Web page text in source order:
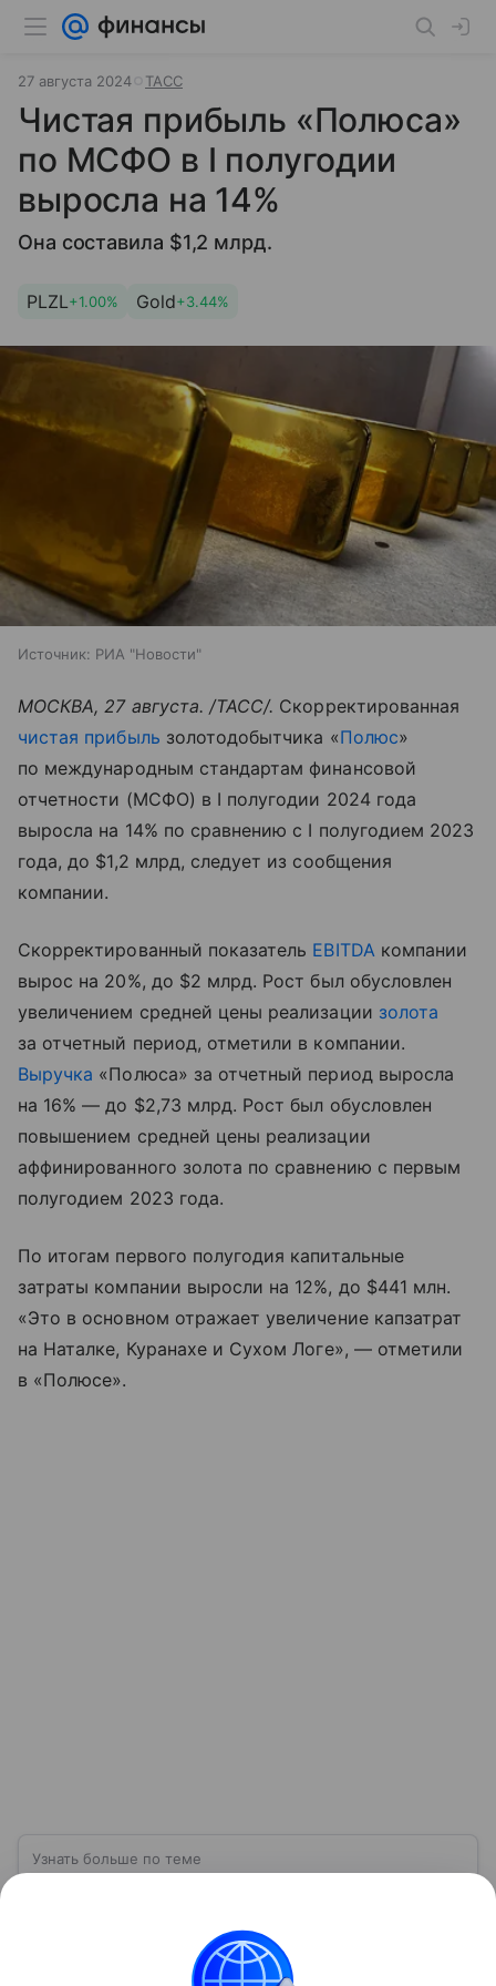
27 августа 2024 ТАСС
Чистая прибыль «Полюса»
по МСФО в I полугодии
выросла на 14%
Она составила $1,2 млрд.
PLZL+1.00% Gold+3.44%
Источник: РИА "Новости"
МОСКВА, 27 августа. /ТАСС/. Скорректированная
чистая прибыль золотодобытчика «Полюс»
по международным стандартам финансовой
отчетности (МСФО) в I полугодии 2024 года
выросла на 14% по сравнению с I полугодием 2023
года, до $1,2 млрд, следует из сообщения
компании.
Скорректированный показатель EBITDA компании
вырос на 20%, до $2 млрд. Рост был обусловлен
увеличением средней цены реализации золота
за отчетный период, отметили в компании.
Выручка «Полюса» за отчетный период выросла
на 16% — до $2,73 млрд. Рост был обусловлен
повышением средней цены реализации
аффинированного золота по сравнению с первым
полугодием 2023 года.
По итогам первого полугодия капитальные
затраты компании выросли на 12%, до $441 млн.
«Это в основном отражает увеличение капзатрат
на Наталке, Куранахе и Сухом Логе», — отметили
в «Полюсе».
Узнать больше по теме
В мире финансов есть показатель, который служит
барометром успешности бизнеса. Речь идет
о чистой прибыли. Разберемся, как правильно